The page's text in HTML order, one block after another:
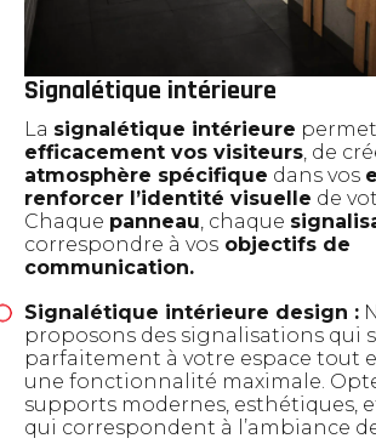
Signalétique intérieure
La signalétique intérieure
efficacement vos visiteurs, de
atmosphère spécifique dans vos
renforcer l’identité visuelle de
Chaque panneau, chaque
correspondre à vos objectifs de
communication.
Signalétique intérieure design :
proposons des signalisations qui
parfaitement à votre espace tout
une fonctionnalité maximale.
supports modernes, esthétiques,
qui correspondent à l’ambiance